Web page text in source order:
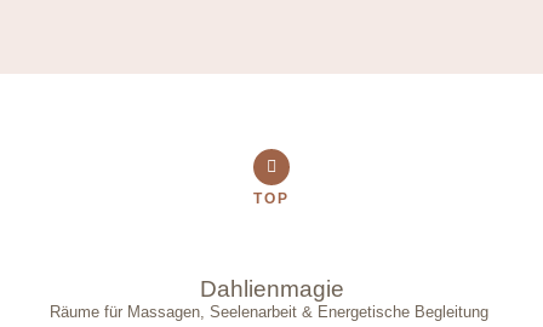
Dahlienmagie
Räume für Massagen, Seelenarbeit & Energetische Begleitung
TOP